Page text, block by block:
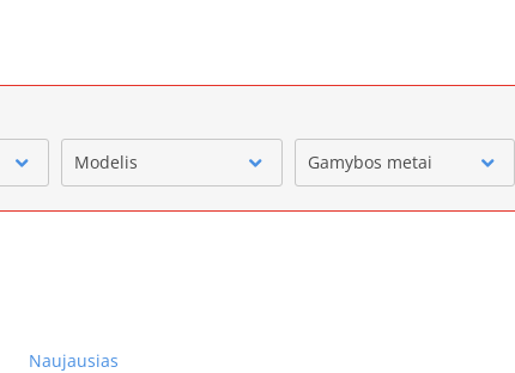
Modelis Gamybos metai
Naujausias